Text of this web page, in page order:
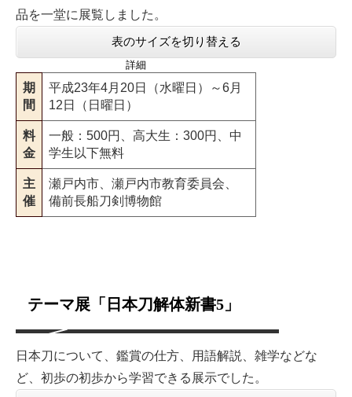
品を一堂に展覧しました。
表のサイズを切り替える
詳細
期
間
平成23年4月20日（水曜日）～6月
12日（日曜日）
料
金
一般：500円、高大生：300円、中
学生以下無料
主
催
瀬戸内市、瀬戸内市教育委員会、
備前長船刀剣博物館
テーマ展「日本刀解体新書5」
日本刀について、鑑賞の仕方、用語解説、雑学などな
ど、初歩の初歩から学習できる展示でした。